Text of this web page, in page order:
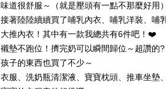
味道很舒服～（就是壓頭有一點不那麼好用
接著陸陸續續買了哺乳內衣、哺乳洋裝、哺
大推內衣！其中有一款我總共有6件吧！❤️
襯墊不跑位！擠完奶可以瞬間歸位～超讚的?
孩子的東西也買了不少～
衣服、洗奶瓶清潔液、寶寶枕頭、推車坐墊